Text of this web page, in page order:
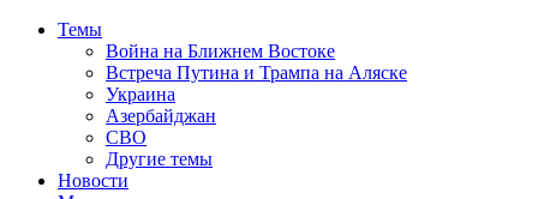
Темы
Война на Ближнем Востоке
Встреча Путина и Трампа на Аляске
Украина
Азербайджан
СВО
Другие темы
Новости